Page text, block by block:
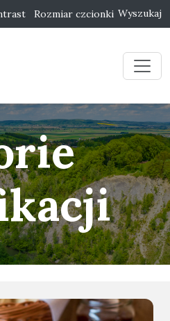
Rozmiar czcionki Wyszukaj